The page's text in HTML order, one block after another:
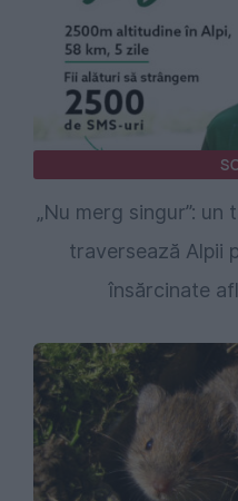
„Nu merg singur”:
traversează Alpii
însărcinate